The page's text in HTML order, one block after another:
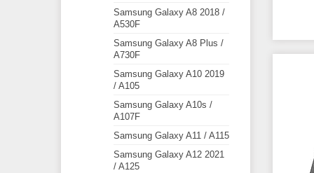
Samsung Galaxy A8 2018 /
A530F
Samsung Galaxy A8 Plus /
A730F
Samsung Galaxy A10 2019
/ A105
Samsung Galaxy A10s /
A107F
Samsung Galaxy A11 / A115
Samsung Galaxy A12 2021
/ A125